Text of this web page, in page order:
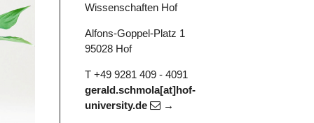
Wissenschaften Hof
Alfons-Goppel-Platz 1
95028 Hof
T +49 9281 409 - 4091
gerald.schmola[at]hof-
university.de